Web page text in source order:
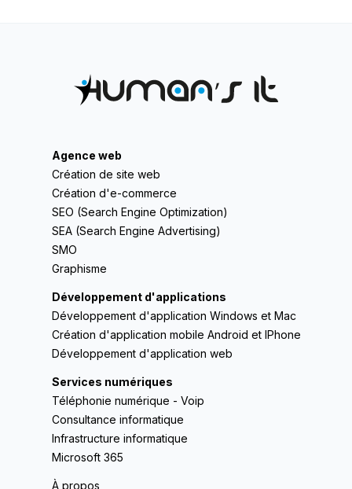
Agence web
Création de site web
Création d'e-commerce
SEO (Search Engine Optimization)
SEA (Search Engine Advertising)
SMO
Graphisme
Développement d'applications
Développement d'application Windows et Mac
Création d'application mobile Android et IPhone
Développement d'application web
Services numériques
Téléphonie numérique - Voip
Consultance informatique
Infrastructure informatique
Microsoft 365
À propos